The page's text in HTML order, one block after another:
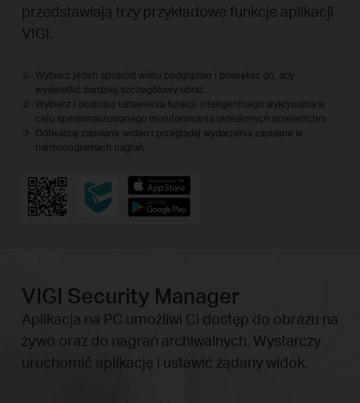
przedstawiają trzy przykładowe funkcje aplikacji
VIGI.
Wybierz jeden spośród wielu podglądów i powiększ go, aby
wyświetlić bardziej szczegółowy obraz.
Wybierz i dostosuj ustawienia funkcji inteligentnego wykrywania w
celu spersonalizowanego monitorowania określonych powierzchni.
Odtwarzaj zapisane wideo i przeglądaj wydarzenia zapisane w
harmonogramach nagrań.
VIGI Security Manager
Aplikacja na PC umożliwi Ci dostęp do obrazu na
żywo oraz do nagrań archiwalnych. Wystarczy
uruchomić aplikację i ustawić żądany widok.